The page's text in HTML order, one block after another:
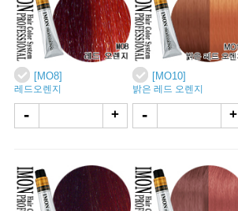
[MO8]
레드오렌지
- +
[MO10]
밝은 레드 오렌지
- +